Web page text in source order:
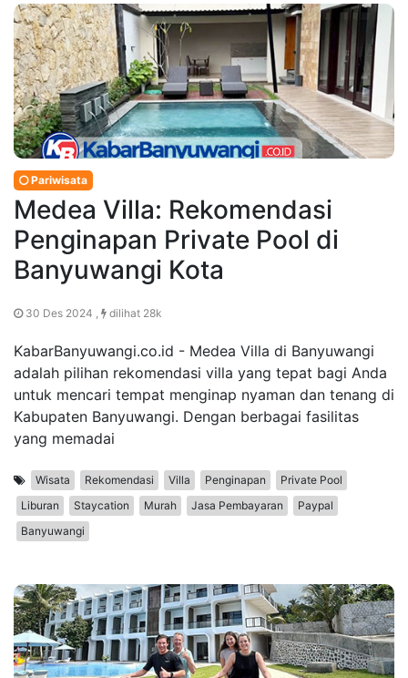
Pariwisata
Medea Villa: Rekomendasi
Penginapan Private Pool di
Banyuwangi Kota
30 Des 2024 , dilihat 28k
KabarBanyuwangi.co.id - Medea Villa di Banyuwangi
adalah pilihan rekomendasi villa yang tepat bagi Anda
untuk mencari tempat menginap nyaman dan tenang di
Kabupaten Banyuwangi. Dengan berbagai fasilitas
yang memadai
Wisata Rekomendasi Villa Penginapan
Private Pool
Liburan
Staycation Murah Jasa Pembayaran
Paypal
Banyuwangi